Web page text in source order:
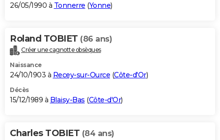
26/05/1990 à Tonnerre (Yonne)
Roland TOBIET (86 ans)
Créer une cagnotte obsèques
Naissance
24/10/1903 à Recey-sur-Ource (Côte-d'Or)
Décès
15/12/1989 à Blaisy-Bas (Côte-d'Or)
Charles TOBIET (84 ans)